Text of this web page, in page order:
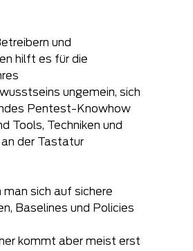
und
hilft es für die
ungemein, sich
Pentest-Knowhow
Tools, Techniken und
der Tastatur
man sich auf sichere
Baselines und Policies
kommt aber meist erst